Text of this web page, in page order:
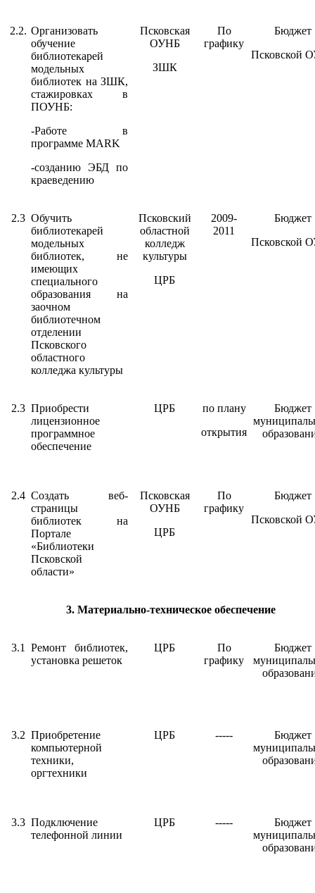
2.2. Организовать
обучение
библиотекарей
модельных
библиотек на ЗШК,
стажировках в
ПОУНБ:
-Работе в
программе MARK
-созданию ЭБД по
краеведению
Псковская
ОУНБ
ЗШК
По
графику
Бюджет
Псковской
2.3 Обучить
библиотекарей
модельных
библиотек, не
имеющих
специального
образования на
заочном
библиотечном
отделении
Псковского
областного
колледжа культуры
Псковский
областной
колледж
культуры
ЦРБ
2009-
2011
Бюджет
Псковской
2.3 Приобрести
лицензионное
программное
обеспечение
ЦРБ
по плану
открытия
Бюджет
2.4 Создать веб-
страницы
библиотек на
Портале
«Библиотеки
Псковской
области»
Псковская
ОУНБ
ЦРБ
По
графику
Бюджет
Псковской
3. Материально-техническое обеспечение
3.1 Ремонт библиотек,
установка решеток
ЦРБ
По
графику
Бюджет
3.2 Приобретение
компьютерной
техники,
оргтехники
ЦРБ -----
Бюджет
3.3 Подключение
телефонной линии
ЦРБ -----
Бюджет